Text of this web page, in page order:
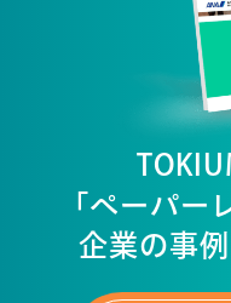
「ペーパー
企業の事例